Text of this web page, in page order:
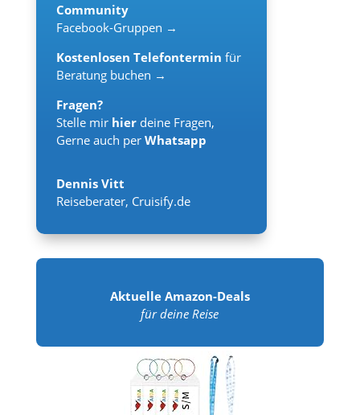
Community
Facebook-Gruppen →
Kostenlosen Telefontermin für
Beratung buchen →
Fragen?
Stelle mir hier deine Fragen,
Gerne auch per Whatsapp
Dennis Vitt
Reiseberater, Cruisify.de
Aktuelle Amazon-Deals
für deine Reise